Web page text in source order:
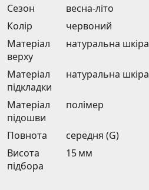
Сезон
весна-літо
Колір
червоний
Матеріал
верху
натуральна шкіра
Матеріал
підкладки
натуральна шкіра
Матеріал
підошви
полімер
Повнота
середня (G)
Висота
підбора
15 мм